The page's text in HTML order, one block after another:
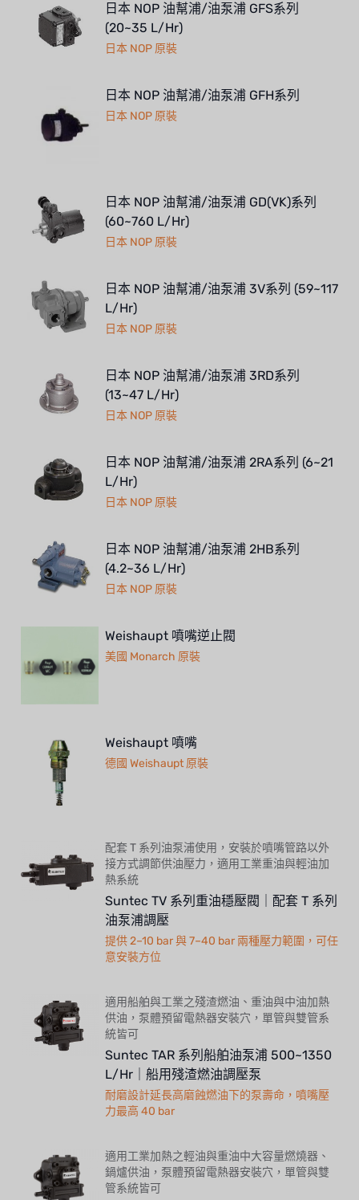
日本 NOP 油幫浦/油泵浦 GFS系列
(20~35 L/Hr)
日本 NOP 原裝
日本 NOP 油幫浦/油泵浦 GFH系列
日本 NOP 原裝
日本 NOP 油幫浦/油泵浦 GD(VK)系列
(60~760 L/Hr)
日本 NOP 原裝
日本 NOP 油幫浦/油泵浦 3V系列 (59~117
L/Hr)
日本 NOP 原裝
日本 NOP 油幫浦/油泵浦 3RD系列
(13~47 L/Hr)
日本 NOP 原裝
日本 NOP 油幫浦/油泵浦 2RA系列 (6~21
L/Hr)
日本 NOP 原裝
日本 NOP 油幫浦/油泵浦 2HB系列
(4.2~36 L/Hr)
日本 NOP 原裝
Weishaupt 噴嘴逆止閥
美國 Monarch 原裝
Weishaupt 噴嘴
德國 Weishaupt 原裝
配套 T 系列油泵浦使用，安裝於噴嘴管路以外
接方式調節供油壓力，適用工業重油與輕油加
熱系統
Suntec TV 系列重油穩壓閥｜配套 T 系列
油泵浦調壓
提供 2–10 bar 與 7–40 bar 兩種壓力範圍，可任
意安裝方位
適用船舶與工業之殘渣燃油、重油與中油加熱
供油，泵體預留電熱器安裝穴，單管與雙管系
統皆可
Suntec TAR 系列船舶油泵浦 500~1350
L/Hr｜船用殘渣燃油調壓泵
耐磨設計延長高磨蝕燃油下的泵壽命，噴嘴壓
力最高 40 bar
適用工業加熱之輕油與重油中大容量燃燒器、
鍋爐供油，泵體預留電熱器安裝穴，單管與雙
管系統皆可